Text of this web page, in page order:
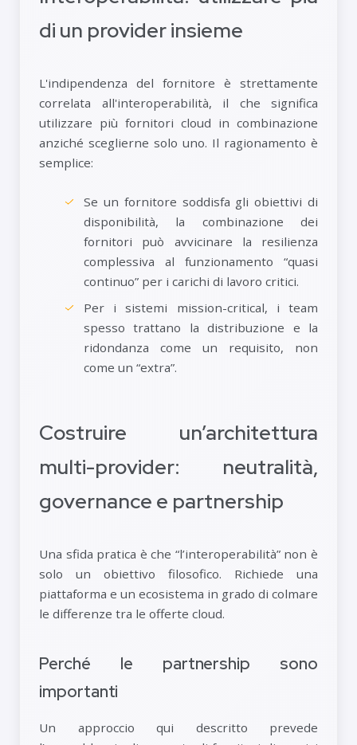
di un provider insieme
L'indipendenza del fornitore è strettamente
correlata all'interoperabilità, il che significa
utilizzare più fornitori cloud in combinazione
anziché sceglierne solo uno. Il ragionamento è
semplice:
Se un fornitore soddisfa gli obiettivi di
disponibilità, la combinazione dei
fornitori può avvicinare la resilienza
complessiva al funzionamento “quasi
continuo” per i carichi di lavoro critici.
Per i sistemi mission-critical, i team
spesso trattano la distribuzione e la
ridondanza come un requisito, non
come un “extra”.
Costruire un’architettura
multi-provider: neutralità,
governance e partnership
Una sfida pratica è che “l’interoperabilità” non è
solo un obiettivo filosofico. Richiede una
piattaforma e un ecosistema in grado di colmare
le differenze tra le offerte cloud.
Perché le partnership sono
importanti
Un approccio qui descritto prevede